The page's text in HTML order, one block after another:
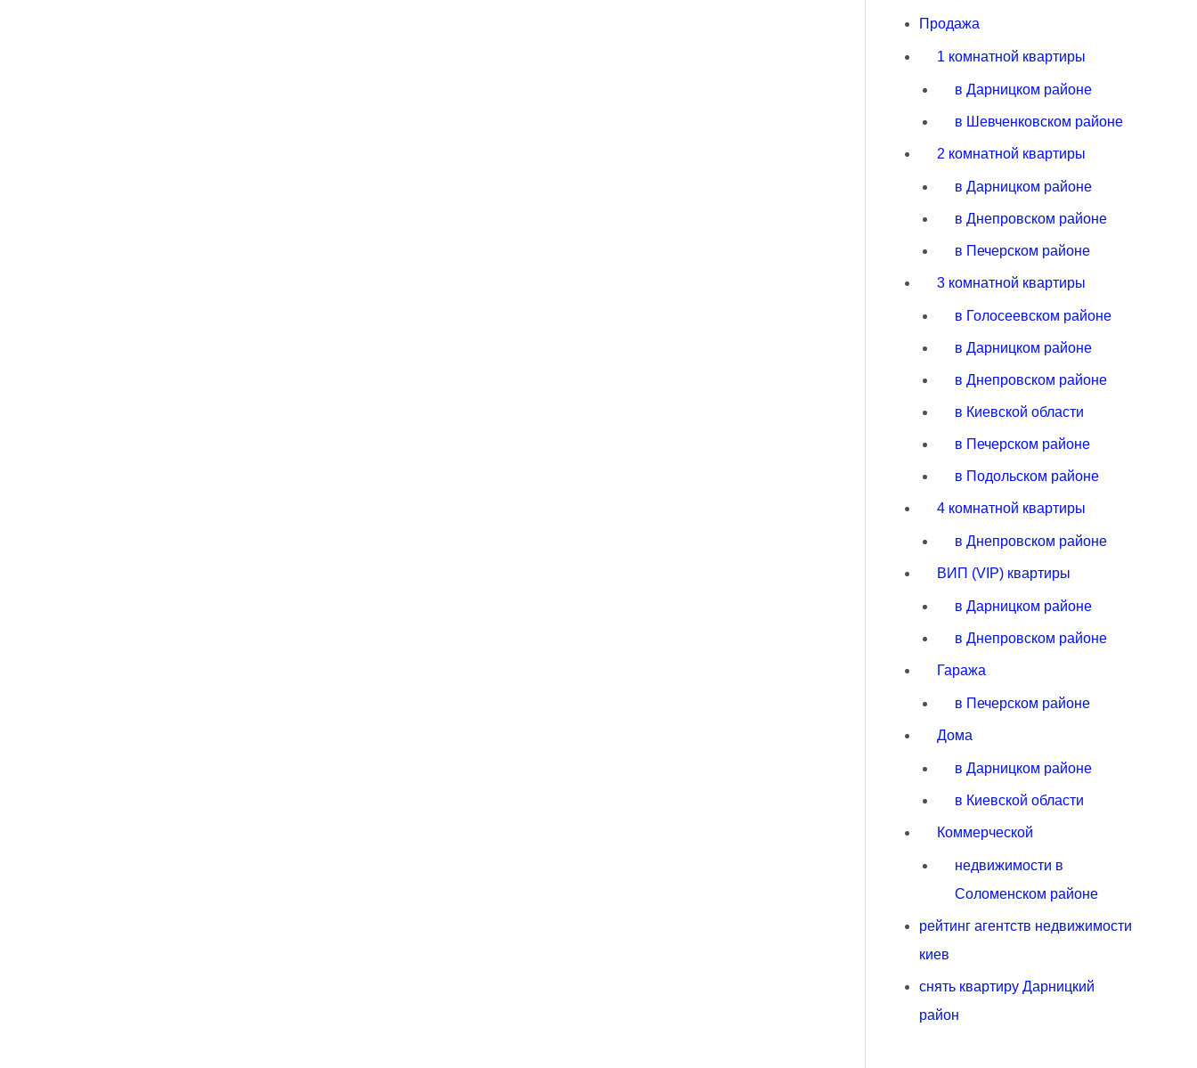
Продажа
1 комнатной квартиры
в Дарницком районе
в Шевченковском районе
2 комнатной квартиры
в Дарницком районе
в Днепровском районе
в Печерском районе
3 комнатной квартиры
в Голосеевском районе
в Дарницком районе
в Днепровском районе
в Киевской области
в Печерском районе
в Подольском районе
4 комнатной квартиры
в Днепровском районе
ВИП (VIP) квартиры
в Дарницком районе
в Днепровском районе
Гаража
в Печерском районе
Дома
в Дарницком районе
в Киевской области
Коммерческой
недвижимости в
Соломенском районе
рейтинг агентств недвижимости
киев
снять квартиру Дарницкий
район